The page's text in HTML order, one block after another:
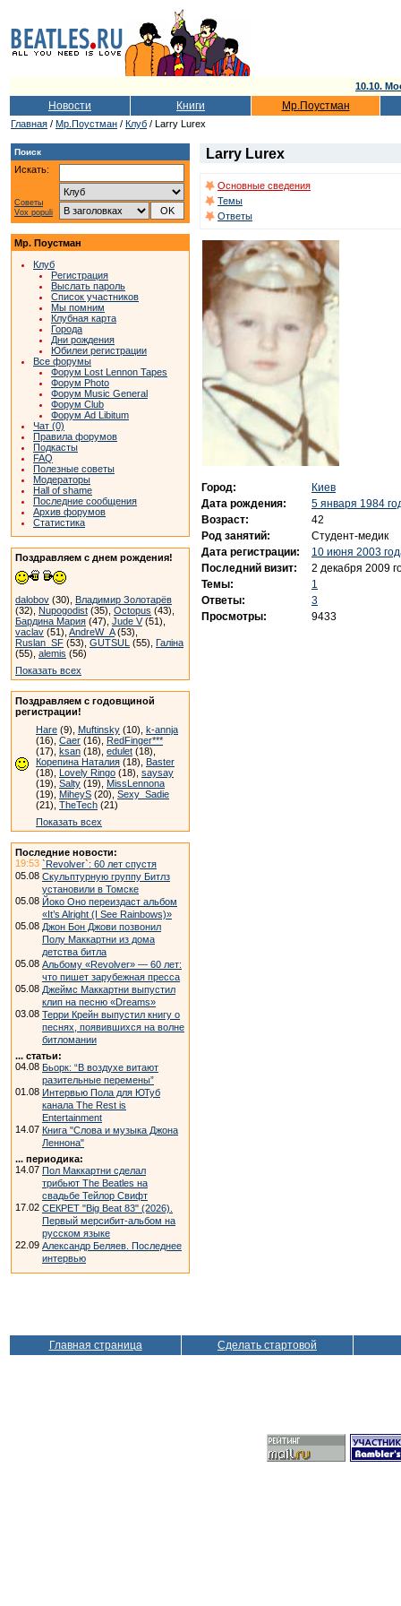
10.10.
Новости Книги Мр.Поустман
Главная / Мр.Поустман / Клуб / Larry Lurex
Поиск
Искать:
Советы
Vox populi
Мр. Поустман
Клуб
Регистрация
Выслать пароль
Список участников
Мы помним
Клубная карта
Города
Дни рождения
Юбилеи регистрации
Все форумы
Форум Lost Lennon Tapes
Форум Photo
Форум Music General
Форум Club
Форум Ad Libitum
Чат (0)
Правила форумов
Подкасты
FAQ
Полезные советы
Модераторы
Hall of shame
Последние сообщения
Архив форумов
Статистика
Поздравляем с днем рождения!
dalobov (30), Владимир Золотарёв
(32), Nupogodist (35), Octopus (43),
Бардина Мария (47), Jude V(51),
vaclav (51), AndreW_A(53),
Ruslan_SF (53), GUTSUL (55), Галіна
(55), alemis (56)
Показать всех
Поздравляем с годовщиной
регистрации!
Hare (9), Muftinsky (10), k-annja
(16), Caer (16), RedFinger***
(17), ksan (18), edulet (18),
Корепина Наталия (18), Baster
(18), Lovely Ringo (18), saysay
(19), Salty (19), MissLennona
(19), MiheyS (20), Sexy_Sadie
(21), TheTech (21)
Показать всех
Последние новости:
19:53 `Revolver`: 60 лет спустя
05.08 Скульптурную группу Битлз
установили в Томске
05.08 Йоко Оно переиздаст альбом
«It’s Alright (I See Rainbows)»
05.08 Джон Бон Джови позвонил
Полу Маккартни из дома
детства битла
05.08 Альбому «Revolver» — 60 лет:
что пишет зарубежная пресса
05.08 Джеймс Маккартни выпустил
клип на песню «Dreams»
03.08 Терри Крейн выпустил книгу о
песнях, появившихся на волне
битломании
... статьи:
04.08 Бьорк: “В воздухе витают
разительные перемены”
01.08 Интервью Пола для ЮТуб
канала The Rest is
Entertainment
14.07 Книга "Слова и музыка Джона
Леннона"
... периодика:
14.07 Пол Маккартни сделал
трибьют The Beatles на
свадьбе Тейлор Свифт
17.02 СЕКРЕТ "Big Beat 83" (2026).
Первый мерсибит-альбом на
русском языке
22.09 Александр Беляев. Последнее
интервью
Larry Lurex
Основные сведения
Темы
Ответы
Город:
Киев
Дата рождения:
5 января 1984
Возраст:
42
Род занятий:
Студент-медик
Дата регистрации:
10 июня 2003
Последний визит:
2 декабря 2009
Темы:
1
Ответы:
3
Просмотры:
9433
Главная страница Сделать стартовой